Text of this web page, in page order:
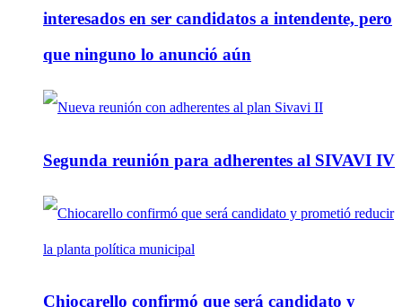
interesados en ser candidatos a intendente, pero
que ninguno lo anunció aún
Segunda reunión para adherentes al SIVAVI IV
Chiocarello confirmó que será candidato y